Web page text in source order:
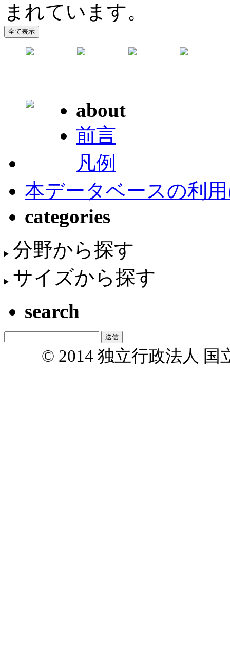
まれています。
about
前言
凡例
本データベースの利
categories
分野から探す
サイズから探す
search
© 2014 独立行政法人 国